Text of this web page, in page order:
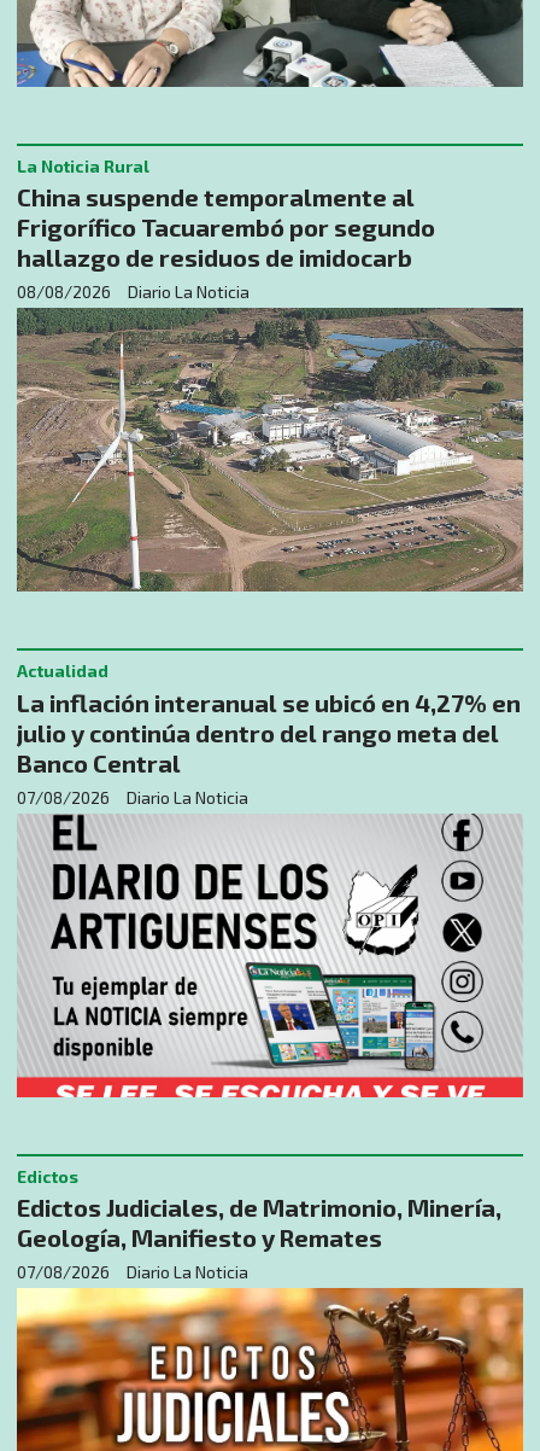
China suspende temporalmente al
Frigorífico Tacuarembó por segundo
hallazgo de residuos de imidocarb
Diario La Noticia
La Noticia Rural
08/08/2026
La inflación interanual se ubicó en 4,27% en
julio y continúa dentro del rango meta del
Banco Central
Diario La Noticia
Actualidad
07/08/2026
Edictos Judiciales, de Matrimonio, Minería,
Geología, Manifiesto y Remates
Diario La Noticia
Edictos
07/08/2026